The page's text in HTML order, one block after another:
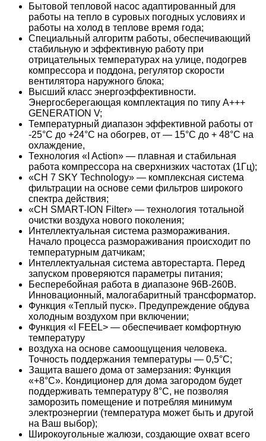
Бытовой тепловой насос адаптированный для
работы на тепло в суровых погодных условиях и
работы на холод в теплове время года;
Специальный алгоритм работы, обеспечивающий
стабильную и эффективную работу при
отрицательных температурах на улице, подогрев
компрессора и поддона, регулятор скорости
вентилятора наружного блока;
Высший класс энергоэффективности.
Энергосберегающая комплектация по типу А+++
GENERATION V;
Температурный диапазон эффективной работы от
-25°С до +24°С на обогрев, от — 15°С до + 48°С на
охлаждение,
Технология «I Action» — плавная и стабильная
работа компрессора на сверхнизких частотах (1Гц);
«СН 7 SKY Technology» — комплексная система
фильтрации на основе семи фильтров широкого
спектра действия;
«СН SMART-ION Filter» — технология тотальной
очистки воздуха нового поколения;
Интеллектуальная система размораживания.
Начало процесса размораживания происходит по
температурным датчикам;
Интеллектуальная система авторестарта. Перед
запуском проверяются параметры питания;
Бесперебойная работа в диапазоне 96В-260В.
Инновационный, малогабаритный трансформатор.
Функция «Теплый пуск». Предупреждение обдува
холодным воздухом при включении;
Функция «I FEEL> — обеспечивает комфортную
температуру
воздуха на основе самоощущения человека.
Точность поддержания температуры — 0,5°С;
Защита вашего дома от замерзания: Функция
«+8°С». Кондиционер для дома загородом будет
поддерживать температуру 8°С, не позволяя
заморозить помещение и потребляя минимум
электроэнергии (температура может быть и другой
на Ваш выбор);
Широкоугольные жалюзи, создающие охват всего